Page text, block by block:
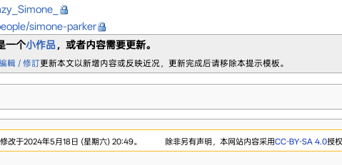
simone-parker
一个小作品，或者内容需要更新。
輯 / 修訂更新本文以新增内容或反映近况，更新完成后请移除本提示模板。
改于2024年5月18日 (星期六) 20:49。 除非另有声明，本网站内容采用CC-BY-SA 4.0授权